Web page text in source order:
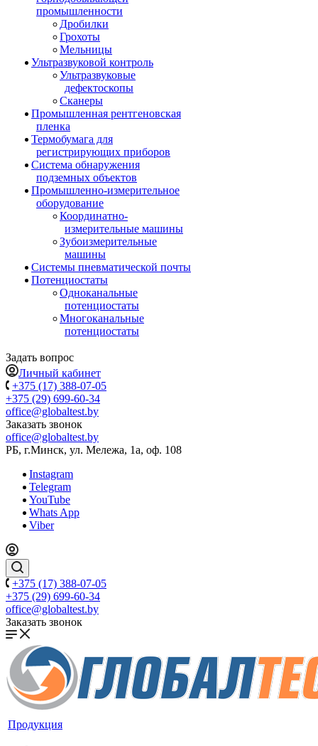
промышленности
Дробилки
Грохоты
Мельницы
Ультразвуковой контроль
Ультразвуковые
дефектоскопы
Сканеры
Промышленная рентгеновская
пленка
Термобумага для
регистрирующих приборов
Система обнаружения
подземных объектов
Промышленно-измерительное
оборудование
Координатно-
измерительные машины
Зубоизмерительные
машины
Системы пневматической почты
Потенциостаты
Одноканальные
потенциостаты
Многоканальные
потенциостаты
Задать вопрос
Личный кабинет
+375 (17) 388-07-05
+375 (29) 699-60-34
office@globaltest.by
Заказать звонок
office@globaltest.by
РБ, г.Минск, ул. Мележа, 1а, оф. 108
Instagram
Telegram
YouTube
Whats App
Viber
+375 (17) 388-07-05
+375 (29) 699-60-34
office@globaltest.by
Заказать звонок
Продукция